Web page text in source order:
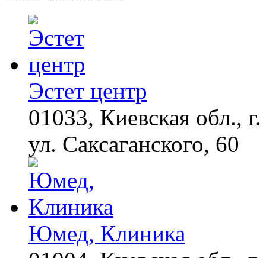
Эстет центр
01033, Киевская обл.,
ул. Саксаганского, 60
Юмед, Клиника